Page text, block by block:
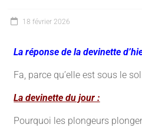
18 février 2026
La réponse de la devinette
Fa, parce qu’elle est sous le sol.
La devinette du jour :
Pourquoi les plongeurs